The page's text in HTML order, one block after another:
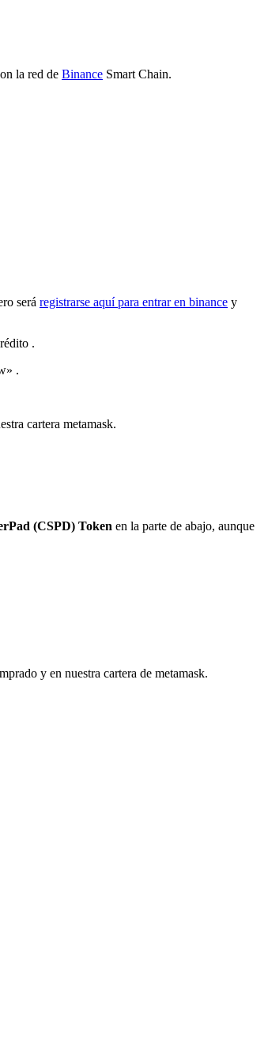
la red de Binance Smart Chain.
será registrarse aquí para entrar en binance y
.
.
cartera metamask.
(CSPD) Token en la parte de abajo, aunque
y en nuestra cartera de metamask.